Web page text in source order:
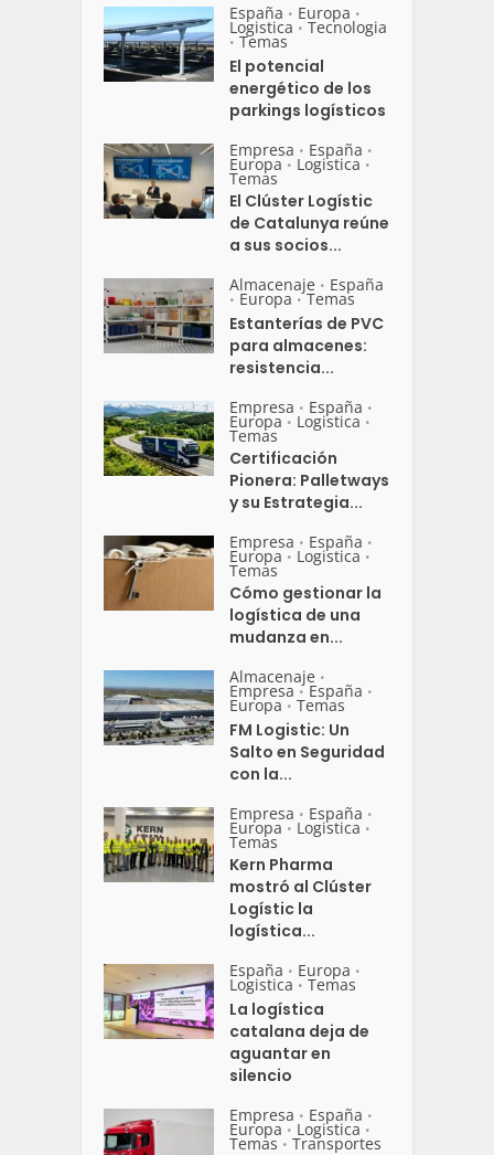
España • Europa •
Logistica • Tecnologia
• Temas
El potencial
energético de los
parkings logísticos
Empresa • España •
Europa • Logistica •
Temas
El Clúster Logístic
de Catalunya reúne
a sus socios...
Almacenaje • España
• Europa • Temas
Estanterías de PVC
para almacenes:
resistencia...
Empresa • España •
Europa • Logistica •
Temas
Certificación
Pionera: Palletways
y su Estrategia...
Empresa • España •
Europa • Logistica •
Temas
Cómo gestionar la
logística de una
mudanza en...
Almacenaje •
Empresa • España •
Europa • Temas
FM Logistic: Un
Salto en Seguridad
con la...
Empresa • España •
Europa • Logistica •
Temas
Kern Pharma
mostró al Clúster
Logístic la
logística...
España • Europa •
Logistica • Temas
La logística
catalana deja de
aguantar en
silencio
Empresa • España •
Europa • Logistica •
Temas • Transportes